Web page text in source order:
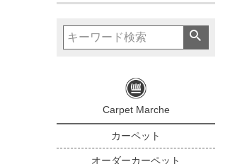
Carpet Marche
カーペット
オーダーカーペット